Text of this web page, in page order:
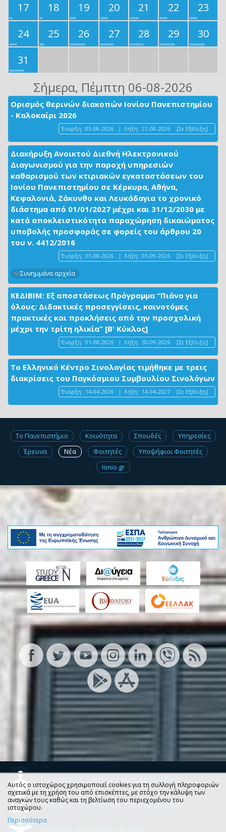
17
18 19 20 21 22
23
24
25 26 27 28 29
30
31
Σήμερα, Πέμπτη 06-08-2026
Ορισμός θερινών διακοπών Ιονίου Πανεπιστημίου
- Καλοκαίρι 2026
Έναρξη: 03-08-2026 | Λήξη: 21-08-2026 [Σε Εξέλιξη]
Διακήρυξη Ανοικτού Διεθνή Ηλεκτρονικού
Διαγωνισμού για την παροχή υπηρεσιών
καθαρισμού των κτιριακών εγκαταστάσεων του
Ιονίου Πανεπιστημίου σε Κέρκυρα, Αθήνα,
Κεφαλονιά, Ζάκυνθο και Λευκάδαγια το χρονικό
διάστημα από 01/01/2027 μέχρι και 31/12/2030 με
κατά αποκλειστικότητα παραχώρηση δικαιώματος
υποβολής προσφοράς σε φορείς του άρθρου 20
του ν. 4412/2016
Έναρξη: 03-08-2026 | Λήξη: 03-09-2026 [Σε Εξέλιξη]
Συνημμένα αρχεία
ΚΕΔΙΒΙΜ: Εξ αποστάσεως Πρόγραμμα “Πιάνο για
όλους: Διδακτικές προσεγγίσεις, καινοτόμες
πρακτικές και προκλήσεις από την προσχολική
μέχρι την τρίτη ηλικία” [Β' Κύκλος]
Έναρξη: 01-08-2026 | Λήξη: 30-09-2026 [Σε Εξέλιξη]
Το Ελληνικό Κέντρο Σινολογίας τιμήθηκε με τρεις
διακρίσεις του Παγκόσμιου Συμβουλίου Σινολόγων
Έναρξη: 14-04-2026 | Λήξη: 14-04-2027 [Σε Εξέλιξη]
Το Πανεπιστήμιο Κοινότητα Σπουδές
Υπηρεσίες
Έρευνα
Νέα Φοιτητές
Υποψήφιοι Φοιτητές
Ionio.gr
Προστασία Προσωπικών Δεδομένων
Φόρμα Επικοινωνίας και Παραπόνων
Αυτός ο ιστοχώρος χρησιμοποιεί cookies για τη συλλογή πληροφοριών
σχετικά με τη χρήση του από επισκέπτες, με στόχο την κάλυψη των
αναγκών τους καθώς και τη βελτίωση του περιεχομένου του
ιστοχώρου.
Περισσότερα